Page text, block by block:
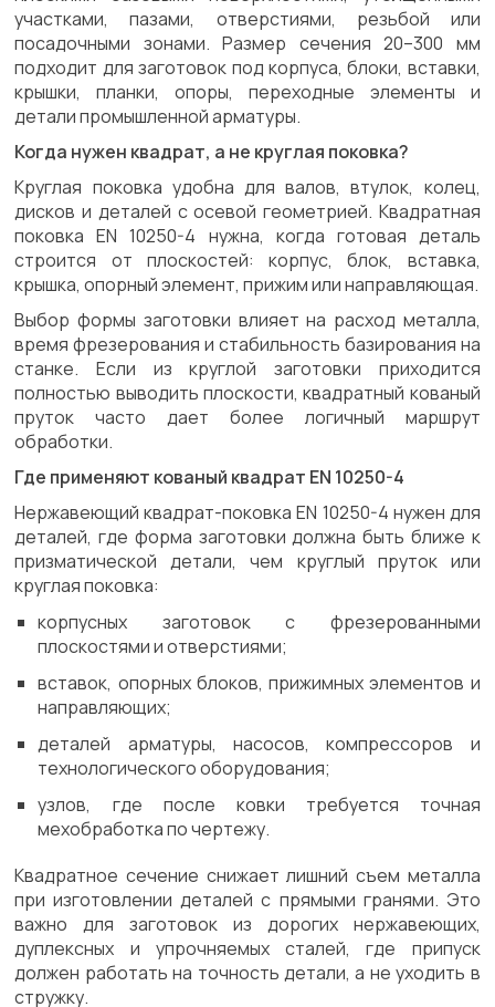
участками, пазами, отверстиями, резьбой или
посадочными зонами. Размер сечения 20–300 мм
подходит для заготовок под корпуса, блоки, вставки,
крышки, планки, опоры, переходные элементы и
детали промышленной арматуры.
Когда нужен квадрат, а не круглая поковка?
Круглая поковка удобна для валов, втулок, колец,
дисков и деталей с осевой геометрией. Квадратная
поковка EN 10250-4 нужна, когда готовая деталь
строится от плоскостей: корпус, блок, вставка,
крышка, опорный элемент, прижим или направляющая.
Выбор формы заготовки влияет на расход металла,
время фрезерования и стабильность базирования на
станке. Если из круглой заготовки приходится
полностью выводить плоскости, квадратный кованый
пруток часто дает более логичный маршрут
обработки.
Где применяют кованый квадрат EN 10250-4
Нержавеющий квадрат-поковка EN 10250-4 нужен для
деталей, где форма заготовки должна быть ближе к
призматической детали, чем круглый пруток или
круглая поковка:
корпусных заготовок с фрезерованными
плоскостями и отверстиями;
вставок, опорных блоков, прижимных элементов и
направляющих;
деталей арматуры, насосов, компрессоров и
технологического оборудования;
узлов, где после ковки требуется точная
мехобработка по чертежу.
Квадратное сечение снижает лишний съем металла
при изготовлении деталей с прямыми гранями. Это
важно для заготовок из дорогих нержавеющих,
дуплексных и упрочняемых сталей, где припуск
должен работать на точность детали, а не уходить в
стружку.